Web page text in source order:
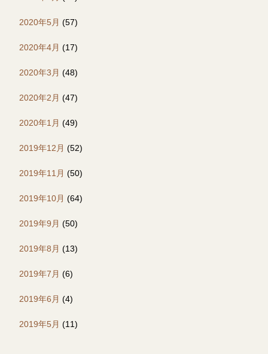
2020年5月 (57)
2020年4月 (17)
2020年3月 (48)
2020年2月 (47)
2020年1月 (49)
2019年12月 (52)
2019年11月 (50)
2019年10月 (64)
2019年9月 (50)
2019年8月 (13)
2019年7月 (6)
2019年6月 (4)
2019年5月 (11)